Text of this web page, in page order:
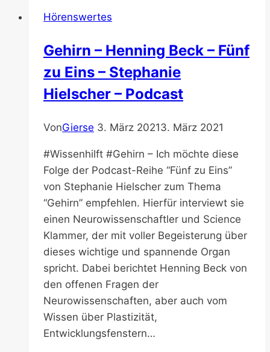
–
–
Endlich
ohhmhh
Hörenswertes
Gehirn – Henning Beck – Fünf
zu Eins – Stephanie
Hielscher – Podcast
VonGierse 3. März 20213. März 2021
#Wissenhilft #Gehirn – Ich möchte diese
Folge der Podcast-Reihe “Fünf zu Eins”
von Stephanie Hielscher zum Thema
“Gehirn” empfehlen. Hierfür interviewt sie
einen Neurowissenschaftler und Science
Klammer, der mit voller Begeisterung über
dieses wichtige und spannende Organ
spricht. Dabei berichtet Henning Beck von
den offenen Fragen der
Neurowissenschaften, aber auch vom
Wissen über Plastizität,
Entwicklungsfenstern…